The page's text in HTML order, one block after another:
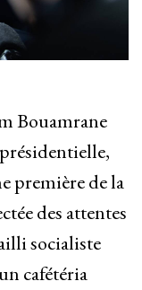
Bouamrane
première de la
des attentes
socialiste
cafétéria